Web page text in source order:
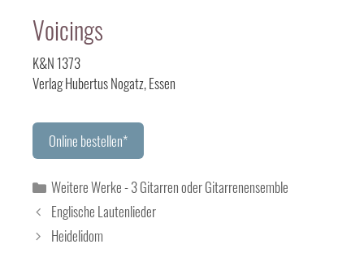
Voicings
K&N 1373
Verlag Hubertus Nogatz, Essen
Online bestellen*
Kategorien
Weitere Werke - 3 Gitarren oder Gitarrenensemble
Englische Lautenlieder
Heidelidom